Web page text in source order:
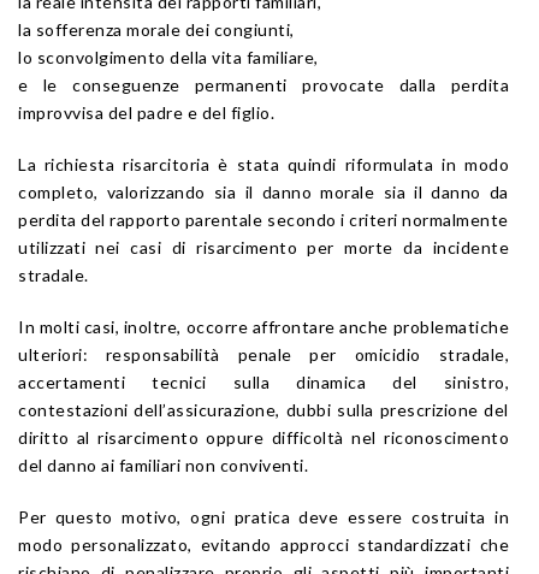
la sofferenza morale dei congiunti,
lo sconvolgimento della vita familiare,
e le conseguenze permanenti provocate dalla perdita
improvvisa del padre e del figlio.
La richiesta risarcitoria è stata quindi riformulata in modo
completo, valorizzando sia il danno morale sia il danno da
perdita del rapporto parentale secondo i criteri normalmente
utilizzati nei casi di risarcimento per morte da incidente
stradale.
In molti casi, inoltre, occorre affrontare anche problematiche
ulteriori: responsabilità penale per omicidio stradale,
accertamenti tecnici sulla dinamica del sinistro,
contestazioni dell’assicurazione, dubbi sulla prescrizione del
diritto al risarcimento oppure difficoltà nel riconoscimento
del danno ai familiari non conviventi.
Per questo motivo, ogni pratica deve essere costruita in
modo personalizzato, evitando approcci standardizzati che